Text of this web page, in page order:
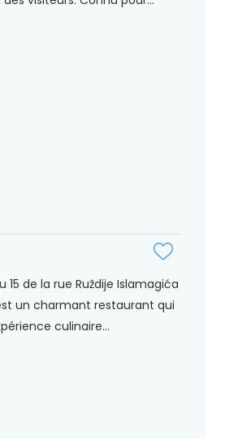
15 de la rue Ruždije Islamagića
un charmant restaurant qui
culinaire...